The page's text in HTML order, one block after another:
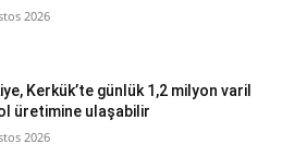
2026
Kerkük’te günlük 1,2 milyon varil
üretimine ulaşabilir
2026